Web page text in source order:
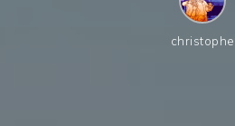
christophe